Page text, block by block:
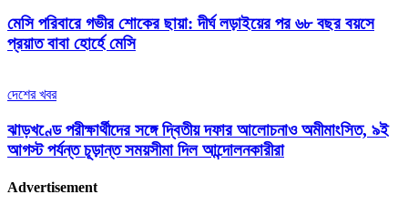
মেসি পরিবারে গভীর শোকের ছায়া: দীর্ঘ লড়াইয়ের পর ৬৮ বছর বয়সে
প্রয়াত বাবা হোর্হে মেসি
দেশের খবর
ঝাড়খণ্ডে পরীক্ষার্থীদের সঙ্গে দ্বিতীয় দফার আলোচনাও অমীমাংসিত, ৯ই
আগস্ট পর্যন্ত চূড়ান্ত সময়সীমা দিল আন্দোলনকারীরা
Advertisement